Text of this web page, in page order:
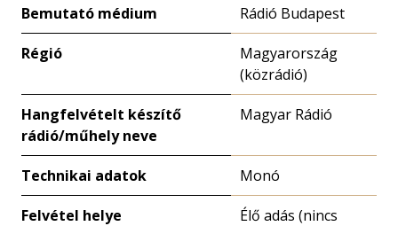
Bemutató médium Rádió Budapest
Régió
Magyarország
(közrádió)
Hangfelvételt készítő
rádió/műhely neve
Magyar Rádió
Technikai adatok Monó
Felvétel helye
Élő adás (nincs